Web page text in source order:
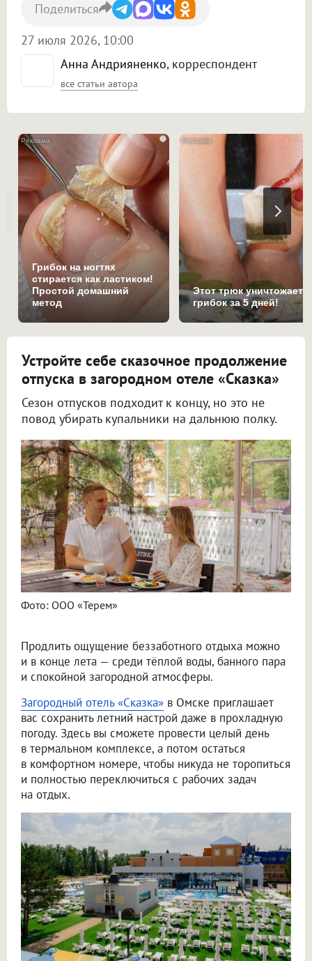
Анна Андрияненко, корреспондент
все статьи автора
27 июля 2026, 10:00
Поделиться
i
Грибок на ногтях
стирается как ластиком!
Простой домашний
метод
Этот трюк уничтожает
грибок за 5 дней!
Устройте себе сказочное продолжение
отпуска в загородном отеле «Сказка»
Сезон отпусков подходит к концу, но это не
повод убирать купальники на дальнюю полку.
Фото: ООО «Терем»
Продлить ощущение беззаботного отдыха можно
и в конце лета — среди тёплой воды, банного пара
и спокойной загородной атмосферы.
Загородный отель «Сказка» в Омске приглашает
вас сохранить летний настрой даже в прохладную
погоду. Здесь вы сможете провести целый день
в термальном комплексе, а потом остаться
в комфортном номере, чтобы никуда не торопиться
и полностью переключиться с рабочих задач
на отдых.